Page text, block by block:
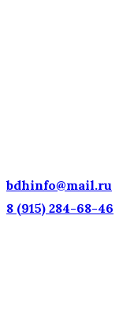
bdhinfo@mail.ru
8 (915) 284-68-46